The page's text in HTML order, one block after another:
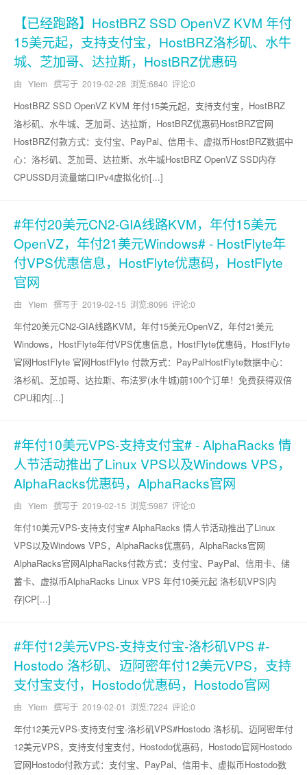
【已经跑路】HostBRZ SSD OpenVZ KVM 年付
15美元起，支持支付宝，HostBRZ洛杉矶、水牛
城、芝加哥、达拉斯，HostBRZ优惠码
由 YIem 撰写于 2019-02-28 浏览:6840 评论:0
HostBRZ SSD OpenVZ KVM 年付15美元起，支持支付宝，HostBRZ
洛杉矶、水牛城、芝加哥、达拉斯，HostBRZ优惠码HostBRZ官网
HostBRZ付款方式：支付宝、PayPal、信用卡、虚拟币HostBRZ数据中
心：洛杉矶、芝加哥、达拉斯、水牛城HostBRZ OpenVZ SSD内存
CPUSSD月流量端口IPv4虚拟化价[...]
#年付20美元CN2-GIA线路KVM，年付15美元
OpenVZ，年付21美元Windows# - HostFlyte年
付VPS优惠信息，HostFlyte优惠码，HostFlyte
官网
由 YIem 撰写于 2019-02-15 浏览:8096 评论:0
年付20美元CN2-GIA线路KVM，年付15美元OpenVZ，年付21美元
Windows，HostFlyte年付VPS优惠信息，HostFlyte优惠码，HostFlyte
官网HostFlyte 官网HostFlyte 付款方式：PayPalHostFlyte数据中心：
洛杉矶、芝加哥、达拉斯、布法罗(水牛城)前100个订单！免费获得双倍
CPU和内[...]
#年付10美元VPS-支持支付宝# - AlphaRacks 情
人节活动推出了Linux VPS以及Windows VPS，
AlphaRacks优惠码，AlphaRacks官网
由 YIem 撰写于 2019-02-15 浏览:5987 评论:0
年付10美元VPS-支持支付宝# AlphaRacks 情人节活动推出了Linux
VPS以及Windows VPS，AlphaRacks优惠码，AlphaRacks官网
AlphaRacks官网AlphaRacks付款方式：支付宝、PayPal、信用卡、储
蓄卡、虚拟币AlphaRacks Linux VPS 年付10美元起 洛杉矶VPS|内
存|CP[...]
#年付12美元VPS-支持支付宝-洛杉矶VPS #-
Hostodo 洛杉矶、迈阿密年付12美元VPS，支持
支付宝支付，Hostodo优惠码，Hostodo官网
由 YIem 撰写于 2019-02-01 浏览:7224 评论:0
年付12美元VPS-支持支付宝-洛杉矶VPS#Hostodo 洛杉矶、迈阿密年付
12美元VPS，支持支付宝支付，Hostodo优惠码，Hostodo官网Hostodo
官网Hostodo付款方式：支付宝、PayPal、信用卡、虚拟币Hostodo数